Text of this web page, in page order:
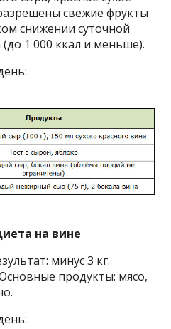
свежие фрукты
снижении суточной
1 000 ккал и меньше).
на вине
минус 3 кг.
продукты: мясо,